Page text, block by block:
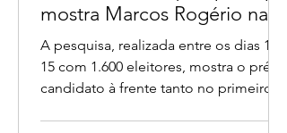
destacam nova pesquisa que
mostra Marcos Rogério na
liderança ao Governo de
Rondônia
A pesquisa, realizada entre os dias 14 e
15 com 1.600 eleitores, mostra o pré-
candidato à frente tanto no primeiro